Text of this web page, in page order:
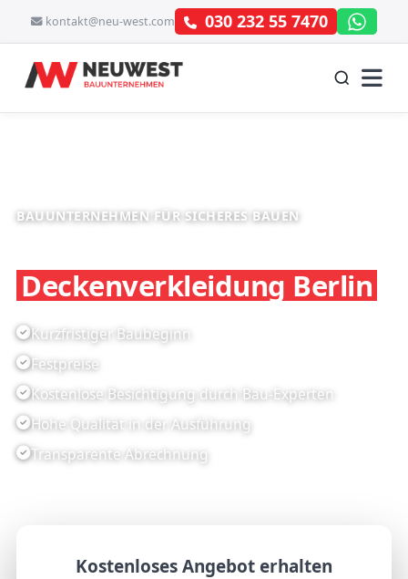
kontakt@neu-west.com 030 232 55 7470
BAUUNTERNEHMEN FÜR SICHERES BAUEN
Deckenverkleidung Berlin
Kurzfristiger Baubeginn
Festpreise
Kostenlose Besichtigung durch Bau-Experten
Hohe Qualität in der Ausführung
Transparente Abrechnung
Kostenloses Angebot erhalten